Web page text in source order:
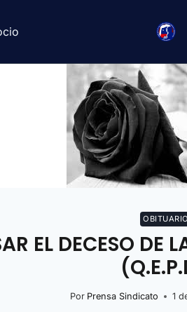
OBITUARIO
EL DECESO DE
Por Prensa Sindicato 1